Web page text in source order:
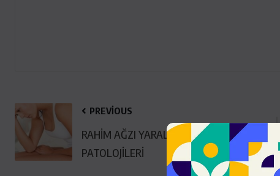
PREVIOUS
RAHİM AĞZI YARALARI VE
PATOLOJİLERİ
GEBELIK VE SIGARA
Sigarayı Bırakma Merkezleri
ŞUBAT 14, 2024